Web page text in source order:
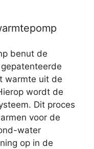
benut de
warmte uit de
wordt de
Dit proces
voor de
water
op in de